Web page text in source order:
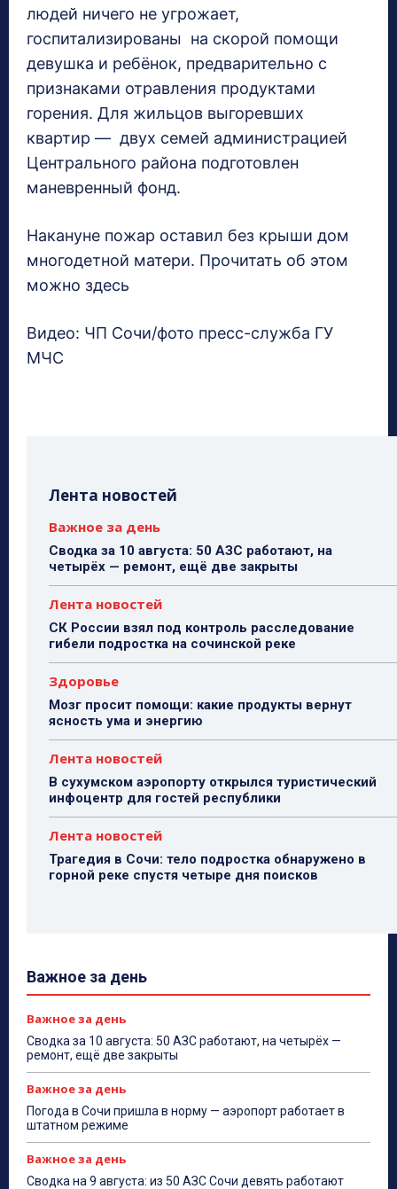
людей ничего не угрожает,
госпитализированы на скорой помощи
девушка и ребёнок, предварительно с
признаками отравления продуктами
горения. Для жильцов выгоревших
квартир — двух семей администрацией
Центрального района подготовлен
маневренный фонд.
Накануне пожар оставил без крыши дом
многодетной матери. Прочитать об этом
можно здесь
Видео: ЧП Сочи/фото пресс-служба ГУ
МЧС
Лента новостей
Важное за день
Сводка за 10 августа: 50 АЗС работают, на
четырёх — ремонт, ещё две закрыты
Лента новостей
СК России взял под контроль расследование
гибели подростка на сочинской реке
Здоровье
Мозг просит помощи: какие продукты вернут
ясность ума и энергию
Лента новостей
В сухумском аэропорту открылся туристический
инфоцентр для гостей республики
Лента новостей
Трагедия в Сочи: тело подростка обнаружено в
горной реке спустя четыре дня поисков
Важное за день
Важное за день
Сводка за 10 августа: 50 АЗС работают, на четырёх —
ремонт, ещё две закрыты
Важное за день
Погода в Сочи пришла в норму — аэропорт работает в
штатном режиме
Важное за день
Сводка на 9 августа: из 50 АЗС Сочи девять работают